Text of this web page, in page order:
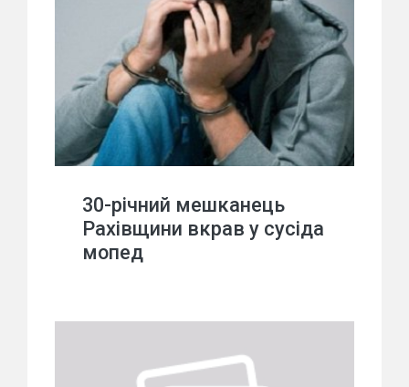
30-річний мешканець
Рахівщини вкрав у сусіда
мопед